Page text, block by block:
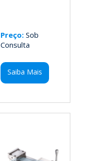
Preço:Sob
Consulta
Saiba Mais